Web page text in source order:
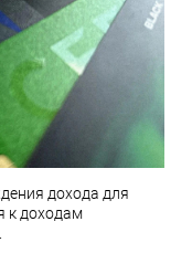
дохода для
к доходам